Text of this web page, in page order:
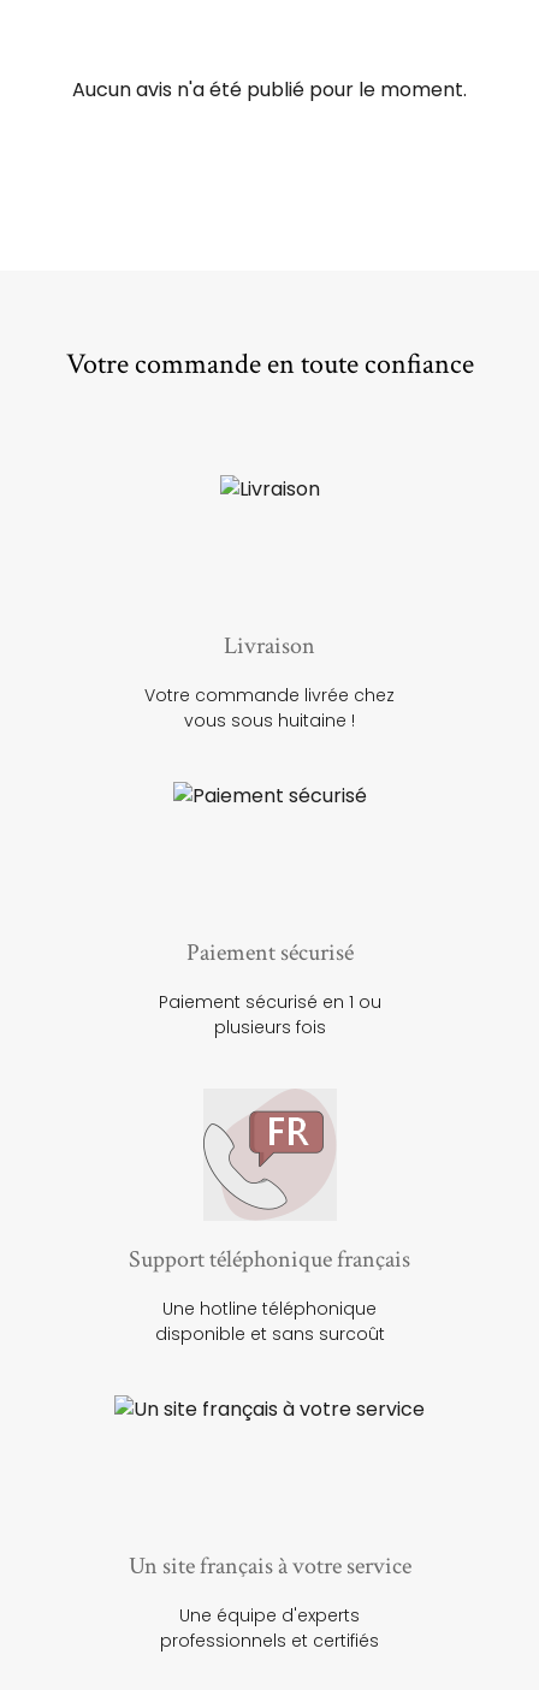
Aucun avis n'a été publié pour le moment.
Votre commande en toute confiance
Livraison
Votre commande livrée chez
vous sous huitaine !
Paiement sécurisé
Paiement sécurisé en 1 ou
plusieurs fois
Support téléphonique français
Une hotline téléphonique
disponible et sans surcoût
Un site français à votre service
Une équipe d'experts
professionnels et certifiés